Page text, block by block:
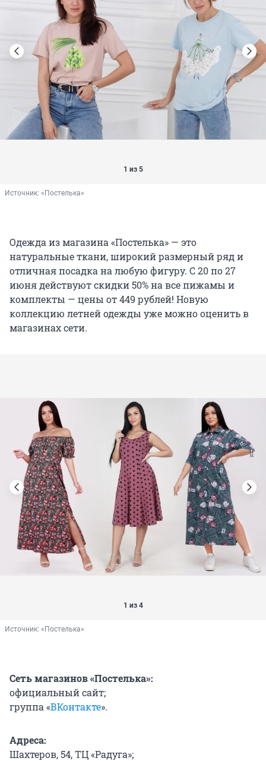
1 из 5
Источник: «Постелька»
Одежда из магазина «Постелька» — это
натуральные ткани, широкий размерный ряд и
отличная посадка на любую фигуру. С 20 по 27
июня действуют скидки 50% на все пижамы и
комплекты — цены от 449 рублей! Новую
коллекцию летней одежды уже можно оценить в
магазинах сети.
1 из 4
Источник: «Постелька»
Сеть магазинов «Постелька»:
официальный сайт;
группа «ВКонтакте».
Адреса:
Шахтеров, 54, ТЦ «Радуга»;